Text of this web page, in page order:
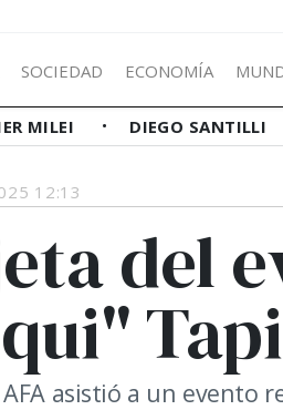
SOCIEDAD ECONOMÍA
MILEI DIEGO SANTILLI
12:13
del
asistió a un evento